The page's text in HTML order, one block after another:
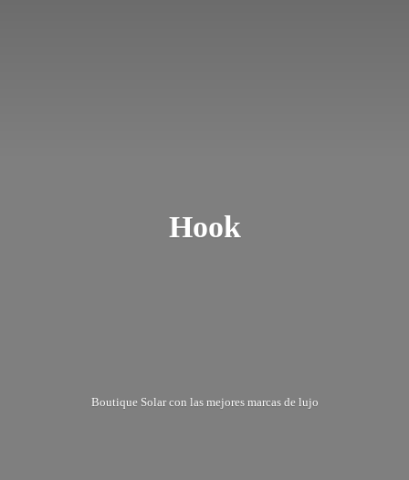
Hook
Boutique Solar con las mejores marcas de lujo